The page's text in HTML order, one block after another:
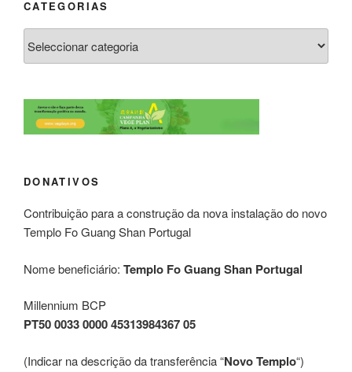
CATEGORIAS
DONATIVOS
Contribuição para a construção da nova instalação do novo
Templo Fo Guang Shan Portugal
Nome beneficiário: Templo Fo Guang Shan Portugal
Millennium BCP
PT50 0033 0000 45313984367 05
(Indicar na descrição da transferência “Novo Templo“)